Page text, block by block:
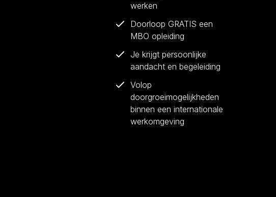
werken
Doorloop GRATIS een
MBO opleiding
Je krijgt persoonlijke
aandacht en begeleiding
Volop
doorgroeimogelijkheden
binnen een internationale
werkomgeving